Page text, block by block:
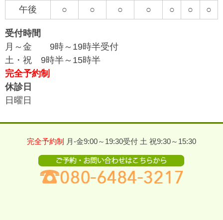
午後
○ ○ ○ ○ ○ ○ ○
受付時間
月～金 9時～19時半受付
土・祝 9時半～15時半
完全予約制
休診日
日曜日
完全予約制 月-金9:00～19:30受付 土 祝9:30～15:30